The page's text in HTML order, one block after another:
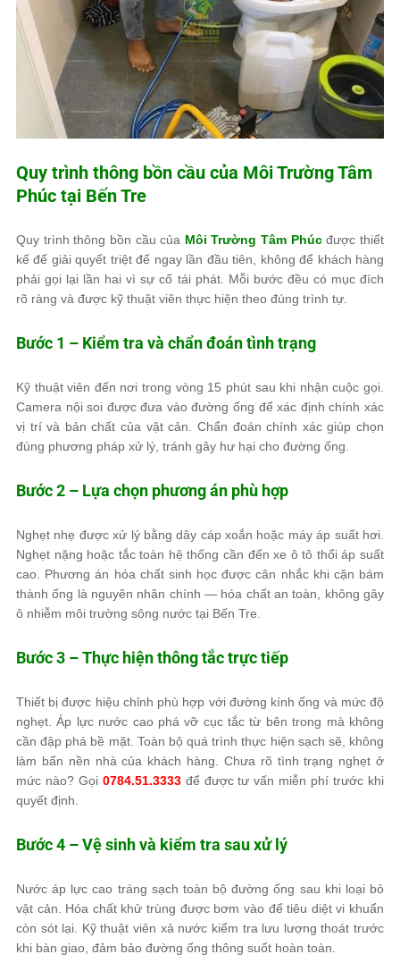
Quy trình thông bồn cầu của Môi Trường Tâm
Phúc tại Bến Tre
Quy trình thông bồn cầu của Môi Trường Tâm Phúcđược thiết
kế để giải quyết triệt để ngay lần đầu tiên, không để khách hàng
phải gọi lại lần hai vì sự cố tái phát. Mỗi bước đều có mục đích
rõ ràng và được kỹ thuật viên thực hiện theo đúng trình tự.
Bước 1 – Kiểm tra và chẩn đoán tình trạng
Kỹ thuật viên đến nơi trong vòng 15 phút sau khi nhận cuộc gọi.
Camera nội soi được đưa vào đường ống để xác định chính xác
vị trí và bản chất của vật cản. Chẩn đoán chính xác giúp chọn
đúng phương pháp xử lý, tránh gây hư hại cho đường ống.
Bước 2 – Lựa chọn phương án phù hợp
Nghẹt nhẹ được xử lý bằng dây cáp xoắn hoặc máy áp suất hơi.
Nghẹt nặng hoặc tắc toàn hệ thống cần đến xe ô tô thổi áp suất
cao. Phương án hóa chất sinh học được cân nhắc khi cặn bám
thành ống là nguyên nhân chính — hóa chất an toàn, không gây
ô nhiễm môi trường sông nước tại Bến Tre.
Bước 3 – Thực hiện thông tắc trực tiếp
Thiết bị được hiệu chỉnh phù hợp với đường kính ống và mức độ
nghẹt. Áp lực nước cao phá vỡ cục tắc từ bên trong mà không
cần đập phá bề mặt. Toàn bộ quá trình thực hiện sạch sẽ, không
làm bẩn nền nhà của khách hàng. Chưa rõ tình trạng nghẹt ở
mức nào? Gọi 0784.51.3333để được tư vấn miễn phí trước khi
quyết định.
Bước 4 – Vệ sinh và kiểm tra sau xử lý
Nước áp lực cao tráng sạch toàn bộ đường ống sau khi loại bỏ
vật cản. Hóa chất khử trùng được bơm vào để tiêu diệt vi khuẩn
còn sót lại. Kỹ thuật viên xả nước kiểm tra lưu lượng thoát trước
khi bàn giao, đảm bảo đường ống thông suốt hoàn toàn.